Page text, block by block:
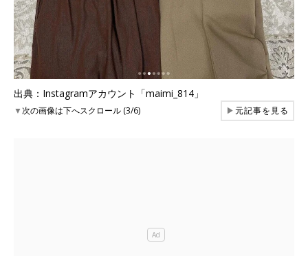
出典：Instagramアカウント「maimi_814」
▼次の画像は下へスクロール (3/6) ▶元記事を見る